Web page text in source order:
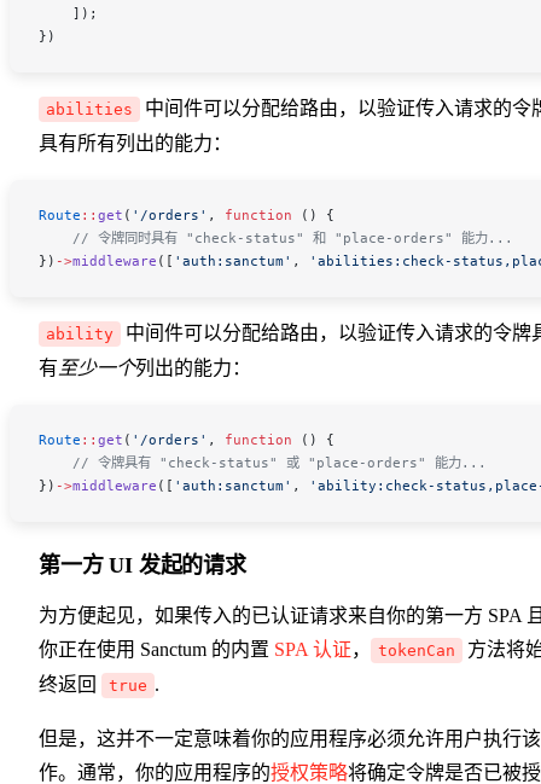
    ]);
})
abilities
中间件可以分配给路由，以验证传入请求的令
具有所有列出的能力：
Route :: get ( '/orders' , function () {
    // 令牌同时具有 "check-status" 和 "place-orders" 能力...
}) ->middleware ([ 'auth:sanctum' , 'abilities:check-
ability
中间件可以分配给路由，以验证传入请求的令牌
有 至少一个列出的能力：
Route :: get ( '/orders' , function () {
    // 令牌具有 "check-status" 或 "place-orders" 能力...
}) ->middleware ([ 'auth:sanctum' , 'ability:check-
第一方 UI 发起的请求
为方便起见，如果传入的已认证请求来自你的第一方 SPA
你正在使用 Sanctum 的内置 SPA 认证， tokenCan
方法将
终返回
true .
但是，这并不一定意味着你的应用程序必须允许用户执行
作。通常，你的应用程序的授权策略将确定令牌是否已被